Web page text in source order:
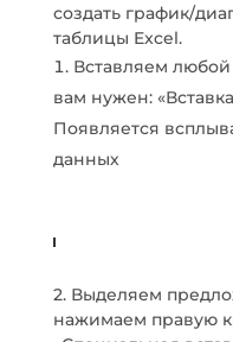
создать график/
таблицы Excel.
Вставляем
вам нужен:
Появляется
данных
2. Выделяем
нажимаем правую